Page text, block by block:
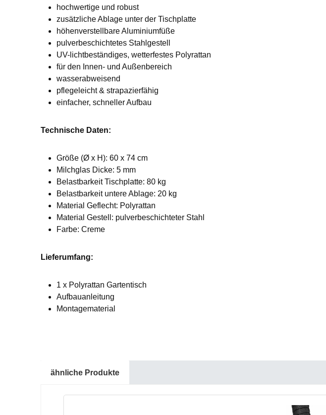
hochwertige und robust
zusätzliche Ablage unter der Tischplatte
höhenverstellbare Aluminiumfüße
pulverbeschichtetes Stahlgestell
UV-lichtbeständiges, wetterfestes Polyrattan
für den Innen- und Außenbereich
wasserabweisend
pflegeleicht & strapazierfähig
einfacher, schneller Aufbau
Technische Daten:
Größe (Ø x H): 60 x 74 cm
Milchglas Dicke: 5 mm
Belastbarkeit Tischplatte: 80 kg
Belastbarkeit untere Ablage: 20 kg
Material Geflecht: Polyrattan
Material Gestell: pulverbeschichteter Stahl
Farbe: Creme
Lieferumfang:
1 x Polyrattan Gartentisch
Aufbauanleitung
Montagematerial
ähnliche Produkte